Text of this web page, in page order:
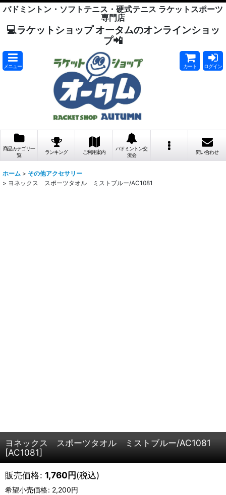
バドミントン・ソフトテニス・硬式テニス ラケットスポーツ
専門店
💻ラケットショップ オータムのオンラインショッ
プ📲
メニュー カート ログイン
商品カテゴリ一
覧
ランキング ご利用案内
バドミントン交
流会
問い合わせ
ホーム > その他アクセサリー
> ヨネックス スポーツタオル ミストブルー/AC1081
ヨネックス スポーツタオル ミストブルー/AC1081
[AC1081]
販売価格: 1,760円(税込)
希望小売価格: 2,200円